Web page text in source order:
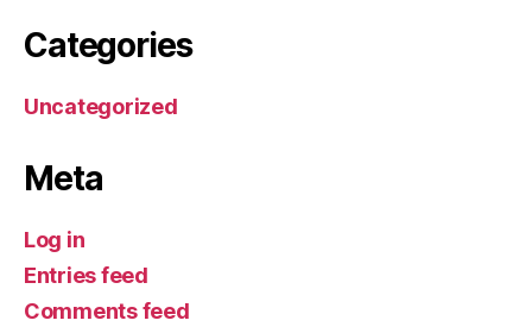
Categories
Uncategorized
Meta
Log in
Entries feed
Comments feed